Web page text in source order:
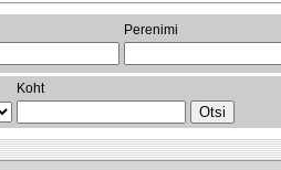
Perenimi
Koht